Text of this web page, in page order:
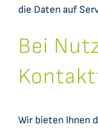
die Daten auf
Bei
Wir bieten Ihnen